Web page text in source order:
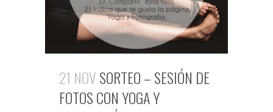
21 NOVSORTEO – SESIÓN DE
FOTOS CON YOGA Y